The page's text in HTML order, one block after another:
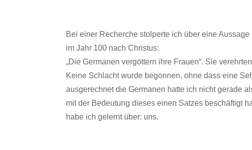
Bei einer Recherche stolperte ich über eine
im Jahr 100 nach Christus:
„Die Germanen vergöttern ihre Frauen“. Sie
Keine Schlacht wurde begonnen, ohne dass eine
ausgerechnet die Germanen hatte ich nicht gerade
mit der Bedeutung dieses einen Satzes beschäftigt
habe ich gelernt über: uns.